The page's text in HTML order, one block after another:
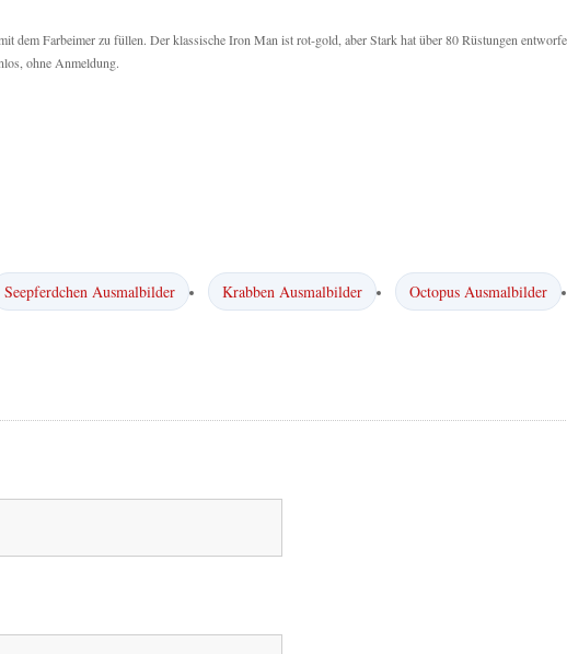
dem Farbeimer zu füllen. Der klassische Iron Man ist rot-gold, aber Stark hat über 80 Rüstungen
ohne Anmeldung.
Seepferdchen Ausmalbilder Krabben Ausmalbilder Octopus Ausmalbilder